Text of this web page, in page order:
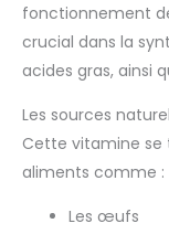
fonctionnement
crucial dans la
acides gras, ainsi
Les sources
Cette vitamine se
aliments comme :
Les œufs